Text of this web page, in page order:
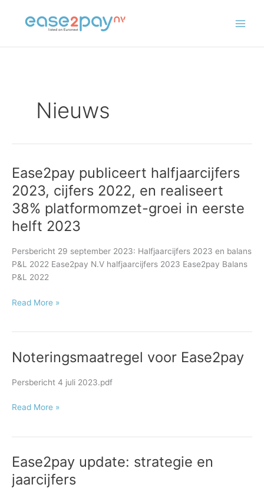
Nieuws
Ease2pay publiceert halfjaarcijfers
2023, cijfers 2022, en realiseert
38% platformomzet-groei in eerste
helft 2023
Persbericht 29 september 2023: Halfjaarcijfers 2023 en balans
P&L 2022 Ease2pay N.V halfjaarcijfers 2023 Ease2pay Balans
P&L 2022
Ease2pay
publiceert
halfjaarcijfers
2023,
cijfers
en
realiseert
38%
groei
2023
Read More »
Noteringsmaatregel voor Ease2pay
Persbericht 4 juli 2023.pdf
Noteringsmaatregel
Ease2pay
Read More »
Ease2pay update: strategie en
jaarcijfers
Ease2pay
update:
strategie